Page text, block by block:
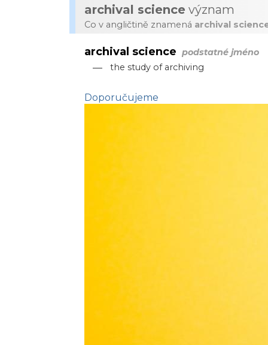
archival science význam
Co v angličtině znamená archival
archival science podstatné jméno
— the study of archiving
Doporučujeme